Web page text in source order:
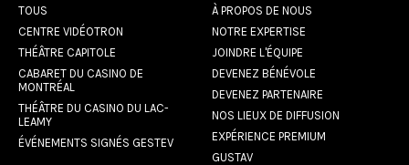
TOUS
CENTRE VIDÉOTRON
THÉÂTRE CAPITOLE
CABARET DU CASINO DE
MONTRÉAL
THÉÂTRE DU CASINO DU LAC-
LEAMY
ÉVÉNEMENTS SIGNÉS GESTEV
À PROPOS DE NOUS
NOTRE EXPERTISE
JOINDRE L'ÉQUIPE
DEVENEZ BÉNÉVOLE
DEVENEZ PARTENAIRE
NOS LIEUX DE DIFFUSION
EXPÉRIENCE PREMIUM
GUSTAV